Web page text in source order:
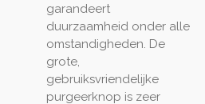
garandeert
duurzaamheid onder alle
omstandigheden. De
grote,
gebruiksvriendelijke
purgeerknop is zeer